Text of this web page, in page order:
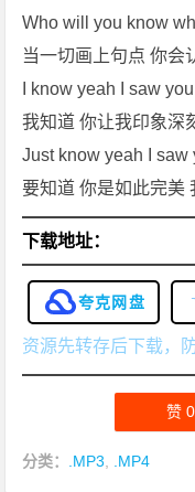
Who will you know
当一切画上句点 你会
I know yeah I saw
我知道 你让我印象深
Just know yeah I saw
要知道 你是如此完美
下载地址：
夸克网盘
资源先转存后下载，
赞0
分类： .MP3 .MP4